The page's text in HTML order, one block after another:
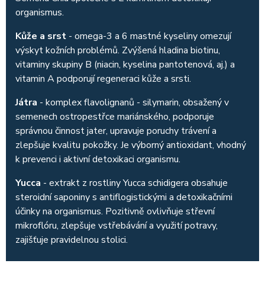
organismus.
Kůže a srst - omega-3 a 6 mastné kyseliny omezují
výskyt kožních problémů. Zvýšená hladina biotinu,
vitaminy skupiny B (niacin, kyselina pantotenová, aj.) a
vitamin A podporují regeneraci kůže a srsti.
Játra - komplex flavolignanů - silymarin, obsažený v
semenech ostropestřce mariánského, podporuje
správnou činnost jater, upravuje poruchy trávení a
zlepšuje kvalitu pokožky. Je výborný antioxidant, vhodný
k prevenci i aktivní detoxikaci organismu.
Yucca - extrakt z rostliny Yucca schidigera obsahuje
steroidní saponiny s antiflogistickými a detoxikačními
účinky na organismus. Pozitivně ovlivňuje střevní
mikroflóru, zlepšuje vstřebávání a využití potravy,
zajišťuje pravidelnou stolici.